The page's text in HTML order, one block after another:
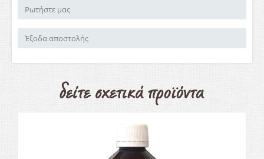
Ρωτήστε μας
Έξοδα αποστολής